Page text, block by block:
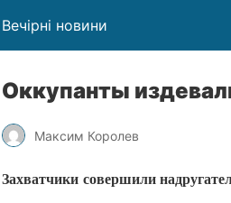
Вечірні новини
Оккупанты
Максим Королев
Захватчики совершили